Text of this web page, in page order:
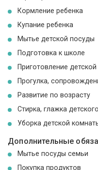
Кормление ребенка
Купание ребенка
Мытье детской посуды
Подготовка к школе
Приготовление
Прогулка,
Развитие по возрасту
Стирка, глажка
Уборка детской
Дополнительные
Мытье посуды семьи
Покупка продуктов